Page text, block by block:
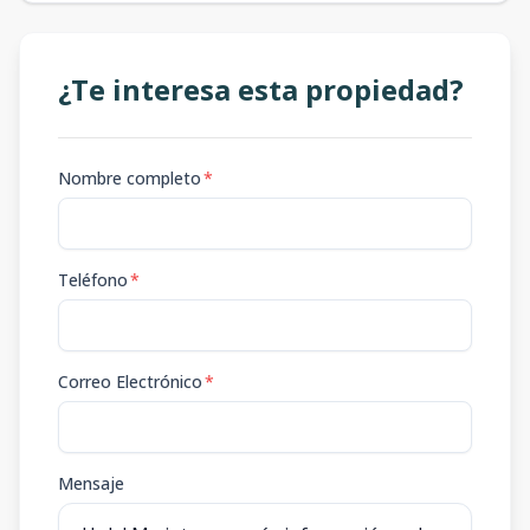
¿Te interesa esta propiedad?
Nombre completo*
Teléfono*
Correo Electrónico*
Mensaje